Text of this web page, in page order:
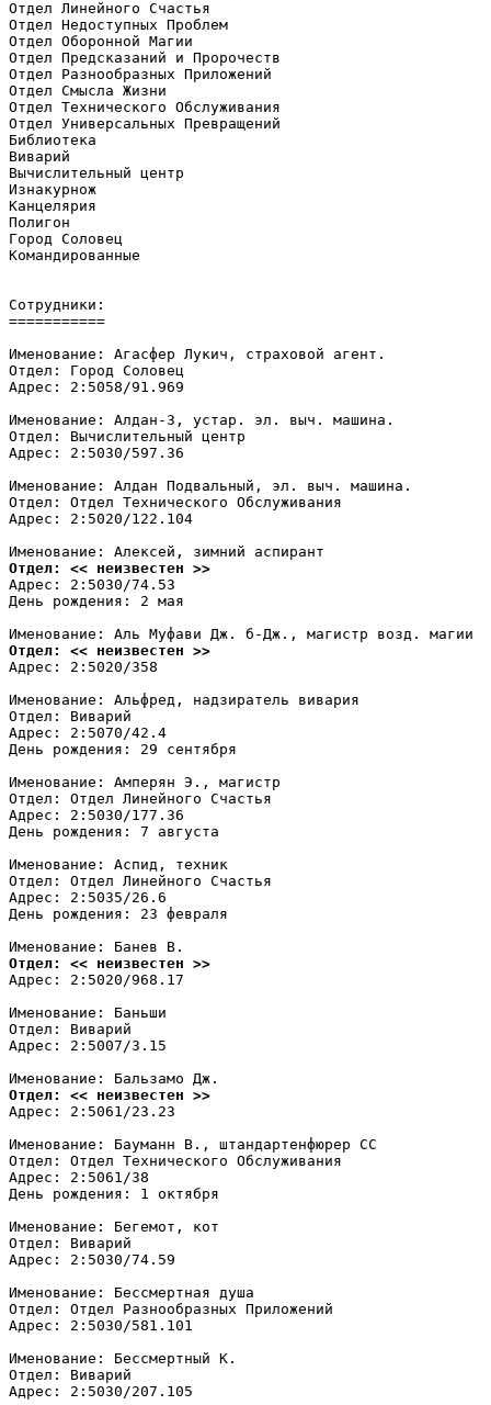
Отдел Линейного Счастья
Отдел Недоступных Проблем
Отдел Оборонной Магии
Отдел Предсказаний и Пророчеств
Отдел Разнообразных Приложений
Отдел Смысла Жизни
Отдел Технического Обслуживания
Отдел Универсальных Превращений
Библиотека
Виварий
Вычислительный центр
Изнакурнож
Канцелярия
Полигон
Город Соловец
Командированные
Сотрудники:
===========
Именование: Агасфер Лукич, страховой агент.
Отдел: Город Соловец
Адрес: 2:5058/91.969
Именование: Алдан-3, устар. эл. выч. машина.
Отдел: Вычислительный центр
Адрес: 2:5030/597.36
Именование: Алдан Подвальный, эл. выч. машина.
Отдел: Отдел Технического Обслуживания
Адрес: 2:5020/122.104
Отдел: << неизвестен >>
Адрес: 2:5030/74.53
День рождения: 2 мая
Отдел: << неизвестен >>
Адрес: 2:5020/358
Именование: Альфред, надзиратель вивария
Отдел: Виварий
Адрес: 2:5070/42.4
День рождения: 29 сентября
Именование: Амперян Э., магистр
Отдел: Отдел Линейного Счастья
Адрес: 2:5030/177.36
День рождения: 7 августа
Именование: Аспид, техник
Отдел: Отдел Линейного Счастья
Адрес: 2:5035/26.6
День рождения: 23 февраля
Отдел: << неизвестен >>
Адрес: 2:5020/968.17
Именование: Баньши
Отдел: Виварий
Адрес: 2:5007/3.15
Отдел: << неизвестен >>
Адрес: 2:5061/23.23
Именование: Бауманн В., штандартенфюрер СС
Отдел: Отдел Технического Обслуживания
Адрес: 2:5061/38
День рождения: 1 октября
Именование: Бегемот, кот
Отдел: Виварий
Адрес: 2:5030/74.59
Именование: Бессмертная душа
Отдел: Отдел Разнообразных Приложений
Адрес: 2:5030/581.101
Именование: Бессмертный К.
Отдел: Виварий
Адрес: 2:5030/207.105